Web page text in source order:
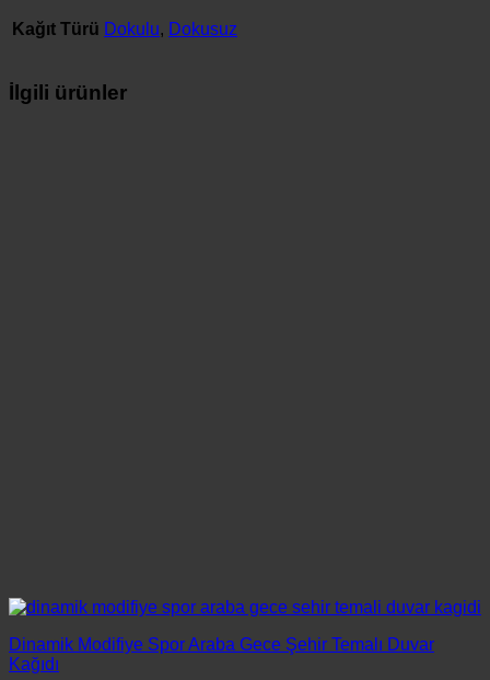
Kağıt Türü Dokulu, Dokusuz
İlgili ürünler
Dinamik Modifiye Spor Araba Gece Şehir Temalı Duvar
Kağıdı